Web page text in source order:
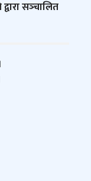
सञ्‍चालित